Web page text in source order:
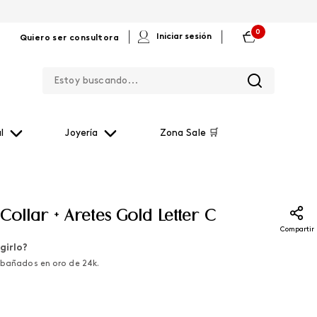
Quiero ser consultora Iniciar sesión
0
Joyería Zona Sale 🛒
+ Aretes Gold Letter C
Compartir
en oro de 24k.